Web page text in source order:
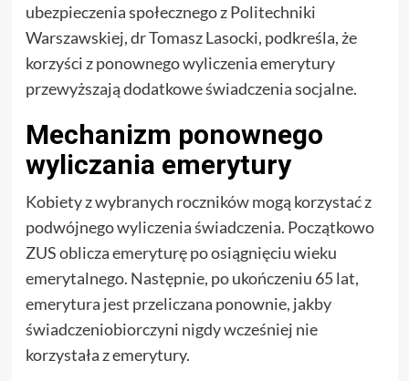
ubezpieczenia społecznego z Politechniki
Warszawskiej, dr Tomasz Lasocki, podkreśla, że
korzyści z ponownego wyliczenia emerytury
przewyższają dodatkowe świadczenia socjalne.
Mechanizm ponownego
wyliczania emerytury
Kobiety z wybranych roczników mogą korzystać z
podwójnego wyliczenia świadczenia. Początkowo
ZUS oblicza emeryturę po osiągnięciu wieku
emerytalnego. Następnie, po ukończeniu 65 lat,
emerytura jest przeliczana ponownie, jakby
świadczeniobiorczyni nigdy wcześniej nie
korzystała z emerytury.